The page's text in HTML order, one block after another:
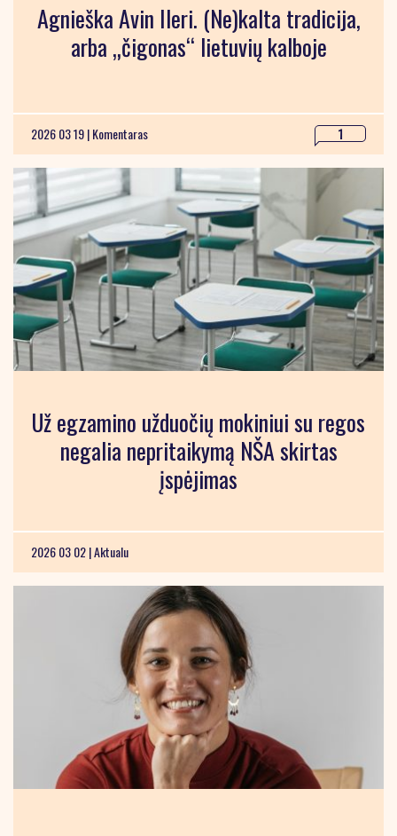
Agnieška Avin Ileri. (Ne)kalta tradicija,
arba „čigonas“ lietuvių kalboje
2026 03 19 |Komentaras 1
Už egzamino užduočių mokiniui su regos
negalia nepritaikymą NŠA skirtas
įspėjimas
2026 03 02 |Aktualu